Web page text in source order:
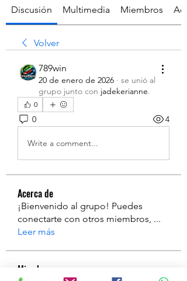
Discusión Multimedia Miembros
Volver
789win
20 de enero de 2026 · se unió al
grupo junto con jadekerianne.
0
0 4
Write a comment...
Acerca de
¡Bienvenido al grupo! Puedes
conectarte con otros miembros, ...
Leer más
Miembros